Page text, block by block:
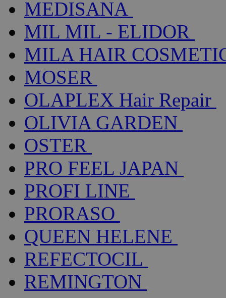
MEDISANA
MIL MIL - ELIDOR
MILA HAIR
MOSER
OLAPLEX Hair Repair
OLIVIA GARDEN
OSTER
PRO FEEL JAPAN
PROFI LINE
PRORASO
QUEEN HELENE
REFECTOCIL
REMINGTON